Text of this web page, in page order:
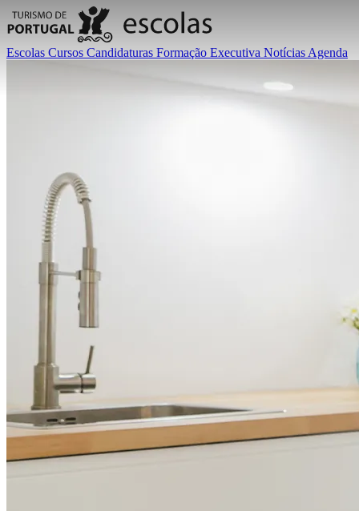
Escolas Cursos Candidaturas Formação Executiva Notícias Agenda